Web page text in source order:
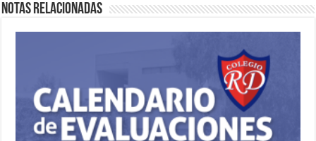
Notas Relacionadas